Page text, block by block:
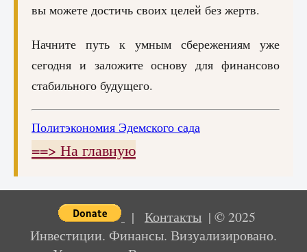
вы можете достичь своих целей без жертв.
Начните путь к умным сбережениям уже
сегодня и заложите основу для финансово
стабильного будущего.
Политэкономия Эдемского сада
==> На главную
| Контакты | © 2025
Инвестиции. Финансы. Визуализировано.